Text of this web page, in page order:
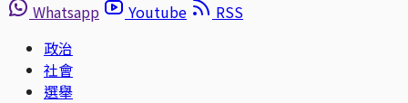
Whatsapp
Youtube
RSS
政治
社會
選舉